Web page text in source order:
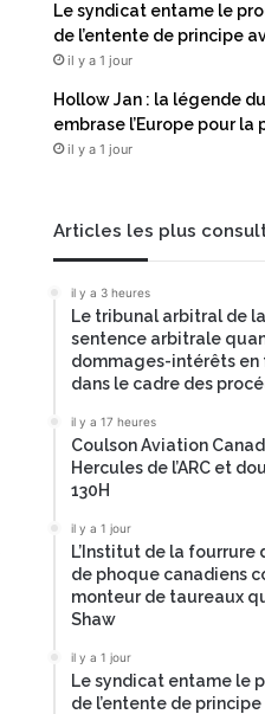
Le syndicat entame le
de l’entente de principe
il y a 1 jour
Hollow Jan : la légende
embrase l’Europe pour la
il y a 1 jour
Articles les plus
il y a 3 heures
Le tribunal arbitral de
sentence arbitrale
dommages-intérêts en
dans le cadre des
il y a 17 heures
Coulson Aviation
Hercules de l’ARC et
130H
il y a 1 jour
L’Institut de la fourrure
de phoque canadiens
monteur de taureaux
Shaw
il y a 1 jour
Le syndicat entame le
de l’entente de